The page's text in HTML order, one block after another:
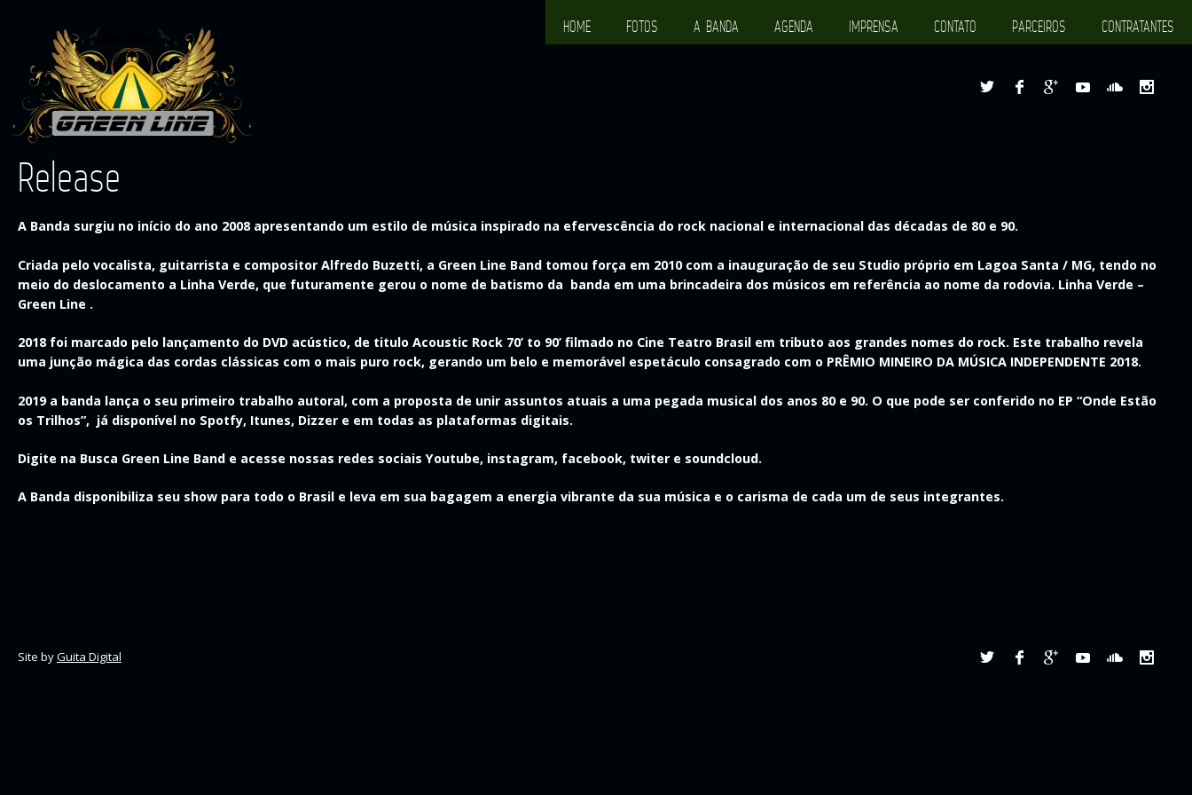
HOME FOTOS A BANDA AGENDA IMPRENSA CONTATO PARCEIROS CONTRATANTES
Release
A Banda surgiu no início do ano 2008 apresentando um estilo de música inspirado na efervescência do rock nacional e internacional das décadas de 80 e 90.
Criada pelo vocalista, guitarrista e compositor Alfredo Buzetti, a Green Line Band tomou força em 2010 com a inauguração de seu Studio próprio em Lagoa Santa / MG, tendo no
meio do deslocamento a Linha Verde, que futuramente gerou o nome de batismo da banda em uma brincadeira dos músicos em referência ao nome da rodovia. Linha Verde –
Green Line .
2018 foi marcado pelo lançamento do DVD acústico, de titulo Acoustic Rock 70’ to 90’ filmado no Cine Teatro Brasil em tributo aos grandes nomes do rock. Este trabalho revela
uma junção mágica das cordas clássicas com o mais puro rock, gerando um belo e memorável espetáculo consagrado com o PRÊMIO MINEIRO DA MÚSICA INDEPENDENTE 2018.
2019 a banda lança o seu primeiro trabalho autoral, com a proposta de unir assuntos atuais a uma pegada musical dos anos 80 e 90. O que pode ser conferido no EP “Onde Estão
os Trilhos”, já disponível no Spotfy, Itunes, Dizzer e em todas as plataformas digitais.
Digite na Busca Green Line Band e acesse nossas redes sociais Youtube, instagram, facebook, twiter e soundcloud.
A Banda disponibiliza seu show para todo o Brasil e leva em sua bagagem a energia vibrante da sua música e o carisma de cada um de seus integrantes.
Site byGuita Digital